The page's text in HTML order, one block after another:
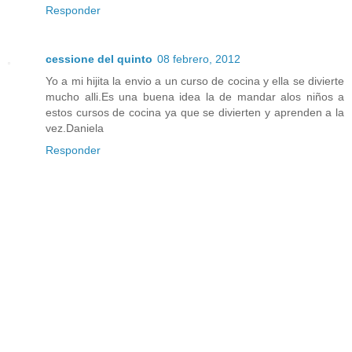
Responder
cessione del quinto 08 febrero, 2012
Yo a mi hijita la envio a un curso de cocina y ella se divierte
mucho alli.Es una buena idea la de mandar alos niños a
estos cursos de cocina ya que se divierten y aprenden a la
vez.Daniela
Responder